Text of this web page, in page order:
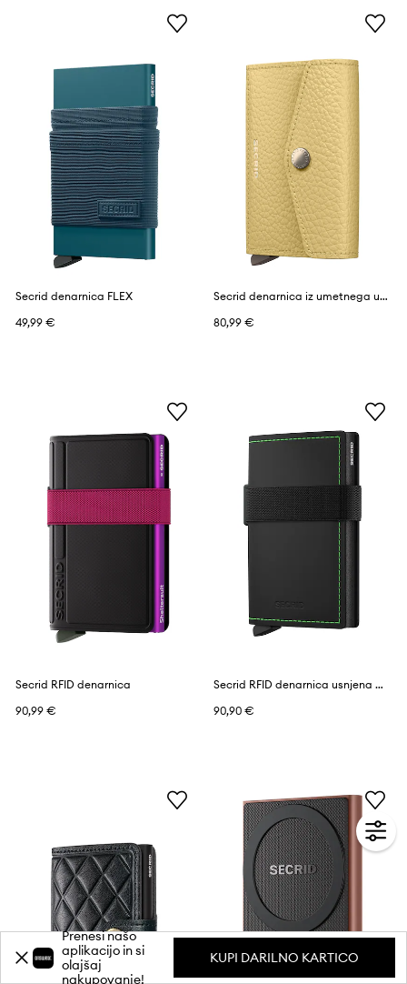
Secrid denarnica FLEX
49,99 €
Secrid denarnica iz umetnega usnja VINTAGE
80,99 €
Secrid RFID denarnica
90,99 €
Secrid RFID denarnica usnjena MATTE
90,90 €
Prenesi našo
aplikacijo in si
olajšaj
nakupovanje!
KUPI DARILNO KARTICO